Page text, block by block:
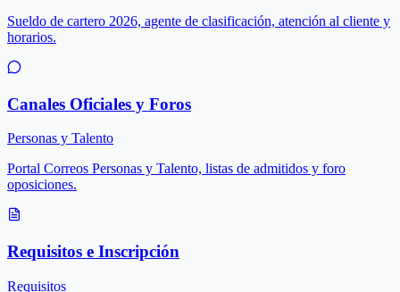
Sueldo de cartero 2026, agente de clasificación, atención al cliente y
horarios.
Canales Oficiales y Foros
Personas y Talento
Portal Correos Personas y Talento, listas de admitidos y foro
oposiciones.
Requisitos e Inscripción
Requisitos